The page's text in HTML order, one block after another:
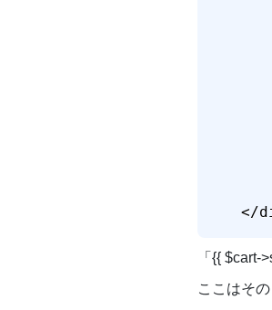
</
「{{ $cart-
ここはそ